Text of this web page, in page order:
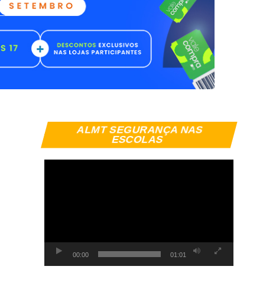
ALMT SEGURANÇA NAS
ESCOLAS
Tocador
de
00:00 01:01